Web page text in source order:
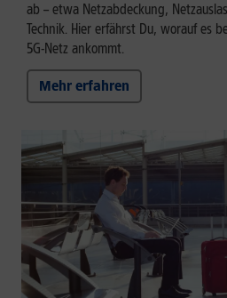
ab – etwa Netzabdeckung,
Technik. Hier erfährst Du, worauf es
5G-Netz ankommt.
Mehr erfahren